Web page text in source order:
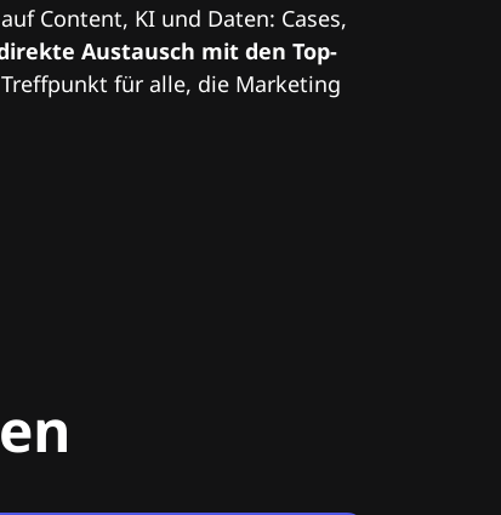
Content, KI und Daten: Cases,
Austausch mit den Top-
für alle, die Marketing